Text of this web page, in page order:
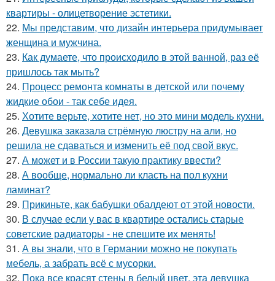
квартиры - олицетворение эстетики.
22. Мы представим, что дизайн интерьера придумывает
женщина и мужчина.
23. Как думаете, что происходило в этой ванной, раз её
пришлось так мыть?
24. Процесс ремонта комнаты в детской или почему
жидкие обои - так себе идея.
25. Хотите верьте, хотите нет, но это мини модель кухни.
26. Девушка заказала стрёмную люстру на али, но
решила не сдаваться и изменить её под свой вкус.
27. А может и в России такую практику ввести?
28. А вообще, нормально ли класть на пол кухни
ламинат?
29. Прикиньте, как бабушки обалдеют от этой новости.
30. В случае если у вас в квартире остались старые
советские радиаторы - не спешите их менять!
31. А вы знали, что в Германии можно не покупать
мебель, а забрать всё с мусорки.
32. Пока все красят стены в белый цвет, эта девушка